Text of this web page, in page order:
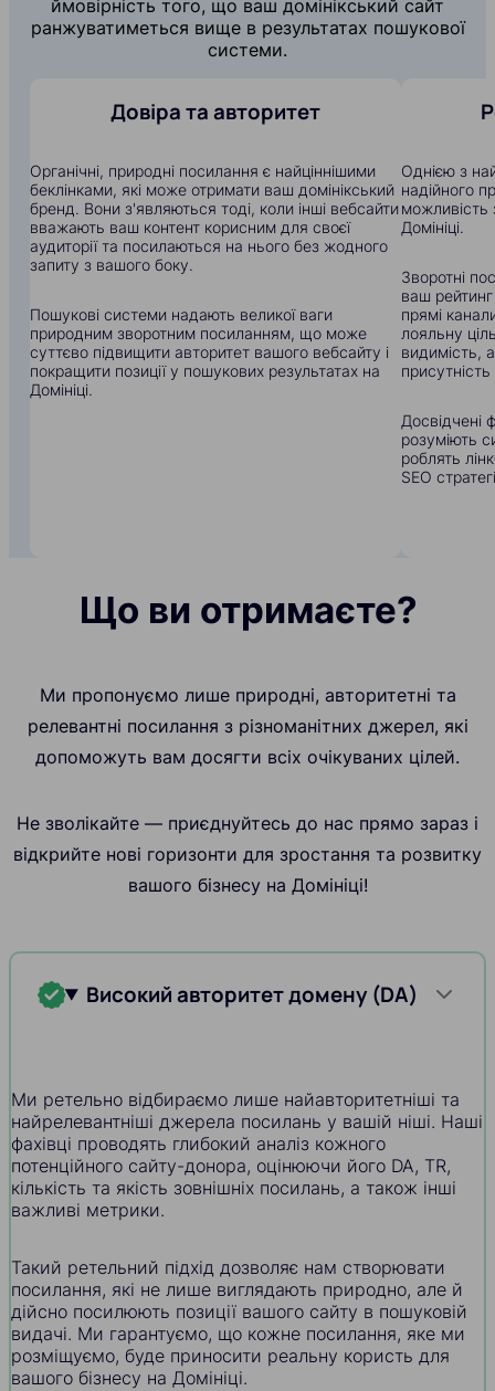
ймовірність того, що ваш домінікський сайт
ранжуватиметься вище в результатах пошукової
системи.
Довіра та авторитет
Органічні, природні посилання є найціннішими
беклінками, які може отримати ваш домінікський
бренд. Вони з'являються тоді, коли інші вебсайти
вважають ваш контент корисним для своєї
аудиторії та посилаються на нього без жодного
запиту з вашого боку.
Пошукові системи надають великої ваги
природним зворотним посиланням, що може
суттєво підвищити авторитет вашого вебсайту і
покращити позиції у пошукових результатах на
Домініці.
Однією з
надійного
можливість
Домініці.
Зворотні
ваш
прямі
лояльну
видимість,
Досвідчені
розуміють
роблять
SEO
Що ви отримаєте?
Ми пропонуємо лише природні, авторитетні та
релевантні посилання з різноманітних джерел, які
допоможуть вам досягти всіх очікуваних цілей.
Не зволікайте — приєднуйтесь до нас прямо зараз і
відкрийте нові горизонти для зростання та розвитку
вашого бізнесу на Домініці!
Високий авторитет домену (DA)
Ми ретельно відбираємо лише найавторитетніші та
найрелевантніші джерела посилань у вашій ніші. Наші
фахівці проводять глибокий аналіз кожного
потенційного сайту-донора, оцінюючи його DA, TR,
кількість та якість зовнішніх посилань, а також інші
важливі метрики.
Такий ретельний підхід дозволяє нам створювати
посилання, які не лише виглядають природно, але й
дійсно посилюють позиції вашого сайту в пошуковій
видачі. Ми гарантуємо, що кожне посилання, яке ми
розміщуємо, буде приносити реальну користь для
вашого бізнесу на Домініці.